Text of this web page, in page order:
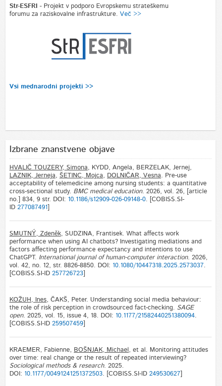
Str-ESFRI - Projekt v podporo Evropskemu strateškemu
forumu za raziskovalne infrastrukture. Več >>
Vsi mednarodni projekti >>
Izbrane znanstvene objave
HVALIČ TOUZERY, Simona, KYDD, Angela, BERZELAK, Jernej,
LAZNIK, Jerneja, ŠETINC, Mojca, DOLNIČAR, Vesna. Pre-use
acceptability of telemedicine among nursing students: a quantitative
cross-sectional study. BMC medical education. 2026, vol. 26, [article
no.] 834, 9 str. DOI: 10.1186/s12909-026-09148-0. [COBISS.SI-
ID 277087491
SMUTNÝ, Zdeněk, SUDZINA, Frantisek. What affects work
performance when using AI chatbots? Investigating mediations and
factors affecting performance expectancy and intentions to use
ChatGPT. International journal of human-computer interaction. 2026,
vol. 42, no. 12, str. 8826-8850. DOI: 10.1080/10447318.2025.2573037.
[COBISS.SI-ID 257726723]
KOŽUH, Ines, ČAKŠ, Peter. Understanding social media behaviour:
the role of risk perception in crowdsourced fact-checking. SAGE
open. 2025, vol. 15, issue 4, 18. DOI: 10.1177/21582440251380094.
[COBISS.SI-ID 259507459]
KRAEMER, Fabienne, BOŠNJAK, Michael , et al. Monitoring attitudes
over time: real change or the result of repeated interviewing?
Sociological methods & research. 2025.
DOI: 10.1177/00491241251372503. [COBISS.SI-ID 249530627]